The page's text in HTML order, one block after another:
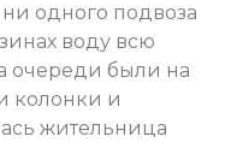
одного подвоза
воду всю
очереди были на
колонки и
жительница